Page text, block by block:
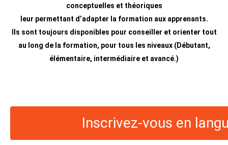
conceptuelles et théoriques
leur permettant d’adapter la formation aux apprenants.
Ils sont toujours disponibles pour conseiller et orienter tout
au long de la formation, pour tous les niveaux (Débutant,
élémentaire, intermédiaire et avancé.)
Inscrivez-vous en